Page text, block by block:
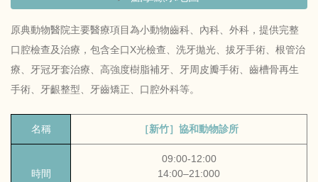
原典動物醫院主要醫療項目為小動物齒科、內科、外科，提供完整
口腔檢查及治療，包含全口X光檢查、洗牙拋光、拔牙手術、根管治
療、牙冠牙套治療、高強度樹脂補牙、牙周皮瓣手術、齒槽骨再生
手術、牙齦整型、牙齒矯正、口腔外科等。
名稱 ［新竹］協和動物診所
時間
09:00-12:00
14:00–21:000